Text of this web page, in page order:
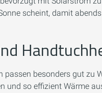
scheint, damit
passen besonders gut
und so effizient Wärme